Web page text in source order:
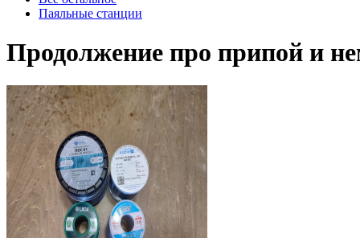
Паяльные станции
Продолжение про припой и